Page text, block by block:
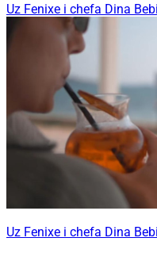
Uz Fenixe i chefa Dina
Uz Fenixe i chefa Dina